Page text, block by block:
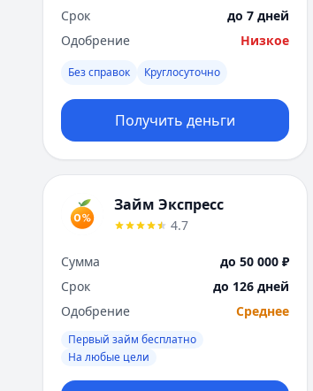
Срок
до 7 дней
Одобрение
Низкое
Без справок Круглосуточно
Получить деньги
Займ Экспресс
4.7
Сумма
до 50 000 ₽
Срок
до 126 дней
Одобрение
Среднее
Первый займ бесплатно
На любые цели